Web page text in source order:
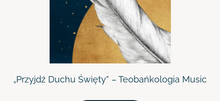
„Przyjdź Duchu Święty” – Teobańkologia Music